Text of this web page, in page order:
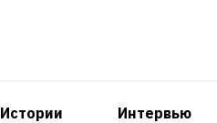
Истории Интервью